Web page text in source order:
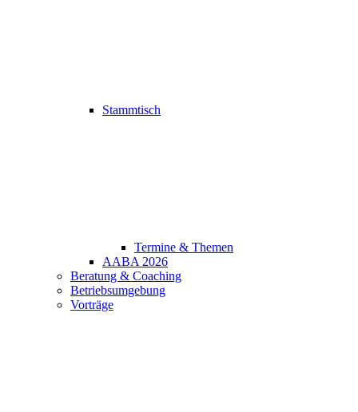
Stammtisch
Termine & Themen
AABA 2026
Beratung & Coaching
Betriebsumgebung
Vorträge